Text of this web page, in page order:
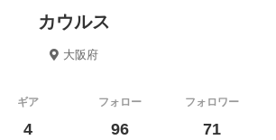
カウルス
大阪府
ギア
4
フォロー
96
フォロワー
71